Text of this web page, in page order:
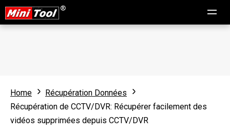
Home
Récupération Données
Récupération de CCTV/DVR: Récupérer facilement des
vidéos supprimées depuis CCTV/DVR